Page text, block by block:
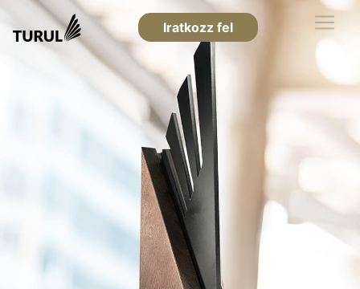
Iratkozz fel